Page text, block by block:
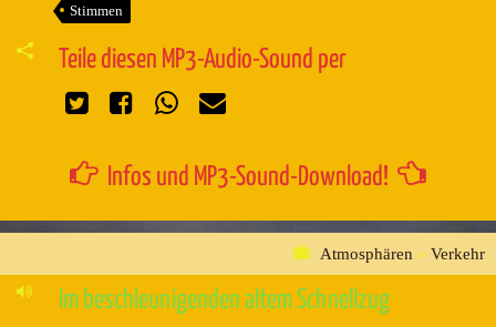
Stimmen
Teile diesen MP3-Audio-Sound per
Infos und MP3-Sound-Download!
Atmosphären » Verkehr
Im beschleunigenden altem Schnellzug